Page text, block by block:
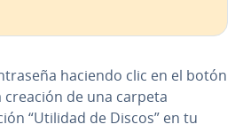
haciendo clic en el botón
creación de una carpeta
“Utilidad de Discos” en tu